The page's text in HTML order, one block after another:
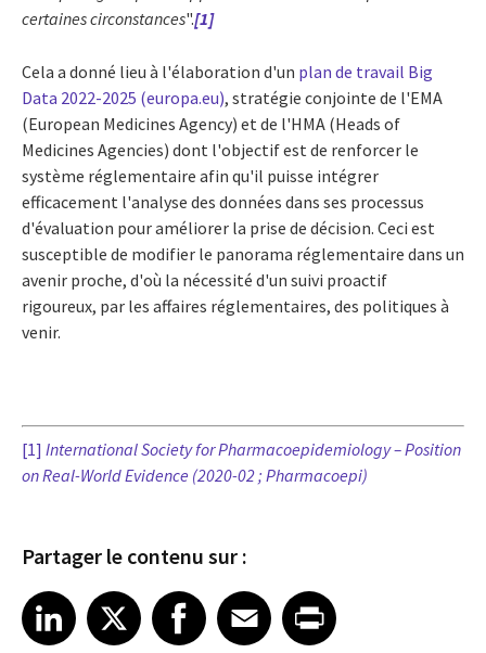
certaines circonstances".[1]
Cela a donné lieu à l'élaboration d'un plan de travail Big
Data 2022-2025 (europa.eu), stratégie conjointe de l'EMA
(European Medicines Agency) et de l'HMA (Heads of
Medicines Agencies) dont l'objectif est de renforcer le
système réglementaire afin qu'il puisse intégrer
efficacement l'analyse des données dans ses processus
d'évaluation pour améliorer la prise de décision. Ceci est
susceptible de modifier le panorama réglementaire dans un
avenir proche, d'où la nécessité d'un suivi proactif
rigoureux, par les affaires réglementaires, des politiques à
venir.
[1] International Society for Pharmacoepidemiology – Position
on Real-World Evidence (2020-02 ; Pharmacoepi)
Partager le contenu sur :
Share article on LinkedIn
LinkedIn
Share article on XShare article on Facebook
Facebook
Share article on Email
EmailShare article on Print